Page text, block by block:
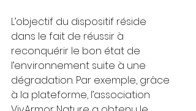
L’objectif du dispositif réside
dans le fait de réussir à
reconquérir le bon état de
l’environnement suite à une
dégradation. Par exemple, grâce
à la plateforme, l’association